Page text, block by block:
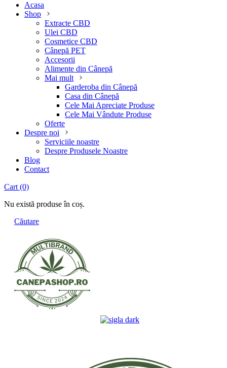
Acasa
Shop
Extracte CBD
Ulei CBD
Cosmetice CBD
Cânepă PET
Accesorii
Alimente din Cânepă
Mai mult
Garderoba din Cânepă
Casa din Cânepă
Cele Mai Apreciate Produse
Cele Mai Vândute Produse
Oferte
Despre noi
Serviciile noastre
Despre Produsele Noastre
Blog
Contact
Cart (0)
Nu există produse în coș.
Căutare